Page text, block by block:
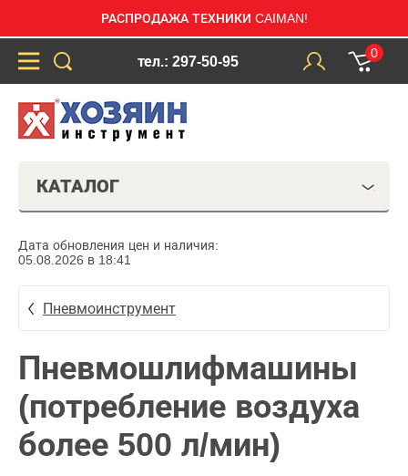
РАСПРОДАЖА ТЕХНИКИ CAIMAN!
тел.: 297-50-95
0
КАТАЛОГ
Дата обновления цен и наличия:
05.08.2026 в 18:41
Пневмоинструмент
Пневмошлифмашины
(потребление воздуха
более 500 л/мин)